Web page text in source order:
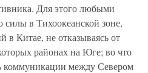
Для этого любыми
силы в Тихоокеанской зоне,
в Китае, не отказываясь от
районах на Юге; во что
коммуникации между Севером